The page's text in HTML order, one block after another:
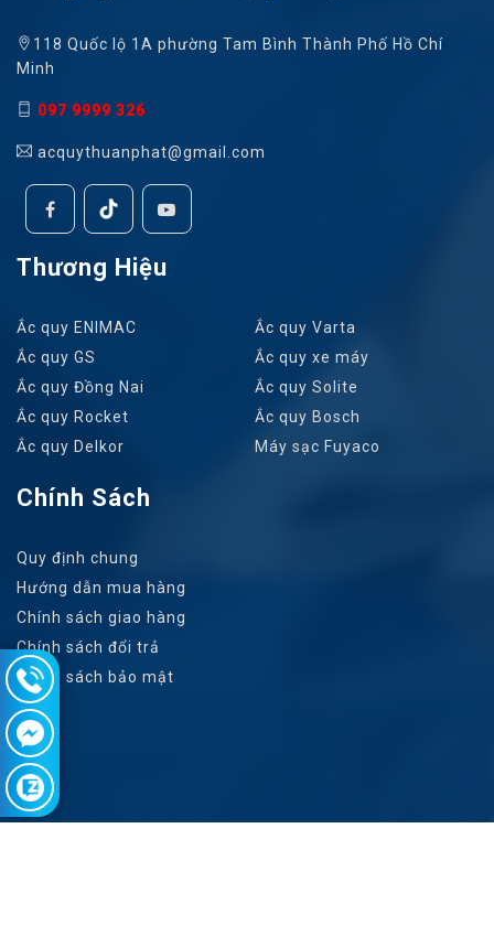
118 Quốc lộ 1A phường Tam Bình Thành Phố Hồ Chí
Minh
097 9999 326
acquythuanphat@gmail.com
Thương Hiệu
Ắc quy ENIMAC
Ắc quy GS
Ắc quy Đồng Nai
Ắc quy Rocket
Ắc quy Delkor
Ắc quy Varta
Ắc quy xe máy
Ắc quy Solite
Ắc quy Bosch
Máy sạc Fuyaco
Chính Sách
Quy định chung
Hướng dẫn mua hàng
Chính sách giao hàng
Chính sách đổi trả
Chính sách bảo mật